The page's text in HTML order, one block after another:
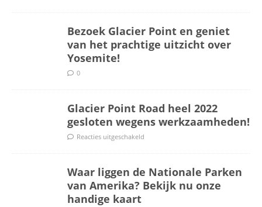
Bezoek Glacier Point en geniet
van het prachtige uitzicht over
Yosemite!
0
Glacier Point Road heel 2022
gesloten wegens werkzaamheden!
Reacties uitgeschakeld
Waar liggen de Nationale Parken
van Amerika? Bekijk nu onze
handige kaart